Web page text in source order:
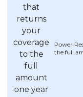
Power
the full